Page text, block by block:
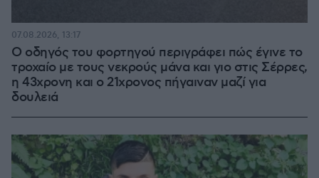
Ο οδηγός του φορτηγού περιγράφει πώς έγινε το
τροχαίο με τους νεκρούς μάνα και γιο στις Σέρρες,
η 43χρονη και ο 21χρονος πήγαιναν μαζί για
δουλειά
07.08.2026, 13:17